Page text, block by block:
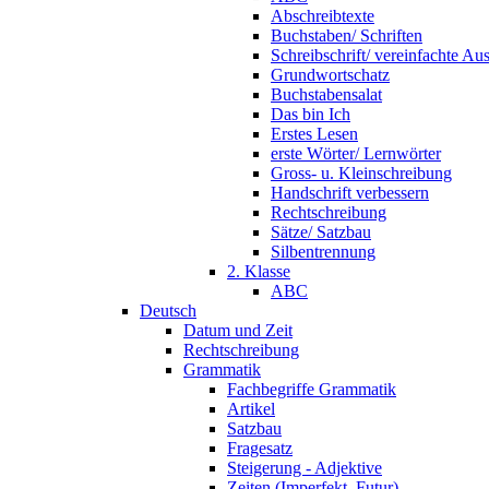
Abschreibtexte
Buchstaben/ Schriften
Schreibschrift/ vereinfachte
Grundwortschatz
Buchstabensalat
Das bin Ich
Erstes Lesen
erste Wörter/ Lernwörter
Gross- u. Kleinschreibung
Handschrift verbessern
Rechtschreibung
Sätze/ Satzbau
Silbentrennung
2. Klasse
ABC
Deutsch
Datum und Zeit
Rechtschreibung
Grammatik
Fachbegriffe Grammatik
Artikel
Satzbau
Fragesatz
Steigerung - Adjektive